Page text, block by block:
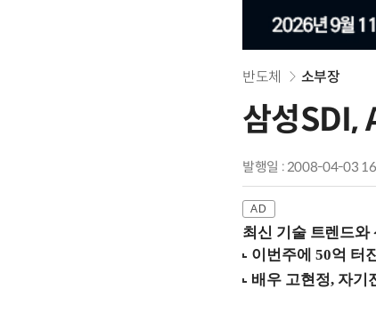
반도체 소부장
삼성SDI,
발행일 : 2008-04-03
최신 기술 트렌드와